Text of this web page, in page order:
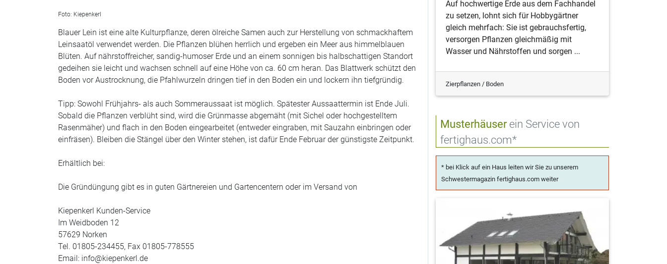
Foto: Kiepenkerl
Blauer Lein ist eine alte Kulturpflanze, deren ölreiche Samen auch zur Herstellung von schmackhaftem
Leinsaatöl verwendet werden. Die Pflanzen blühen herrlich und ergeben ein Meer aus himmelblauen
Blüten. Auf nährstoffreicher, sandig-humoser Erde und an einem sonnigen bis halbschattigen Standort
gedeihen sie leicht und wachsen schnell auf eine Höhe von ca. 60 cm heran. Das Blattwerk schützt den
Boden vor Austrocknung, die Pfahlwurzeln dringen tief in den Boden ein und lockern ihn tiefgründig.
Tipp: Sowohl Frühjahrs- als auch Sommeraussaat ist möglich. Spätester Aussaattermin ist Ende Juli.
Sobald die Pflanzen verblüht sind, wird die Grünmasse abgemäht (mit Sichel oder hochgestelltem
Rasenmäher) und flach in den Boden eingearbeitet (entweder eingraben, mit Sauzahn einbringen oder
einfräsen). Bleiben die Stängel über den Winter stehen, ist dafür Ende Februar der günstigste Zeitpunkt.
Erhältlich bei:
Die Gründüngung gibt es in guten Gärtnereien und Gartencentern oder im Versand von
Kiepenkerl Kunden-Service
Im Weidboden 12
57629 Norken
Tel. 01805-234455, Fax 01805-778555
Email: info@kiepenkerl.de
Auf hochwertige Erde aus dem Fachhandel
zu setzen, lohnt sich für Hobbygärtner
gleich mehrfach: Sie ist gebrauchsfertig,
versorgen Pflanzen gleichmäßig mit
Wasser und Nährstoffen und sorgen ...
Zierpflanzen / Boden
Musterhäuser ein Service von
fertighaus.com*
* bei Klick auf ein Haus leiten wir Sie zu unserem
Schwestermagazin fertighaus.com weiter